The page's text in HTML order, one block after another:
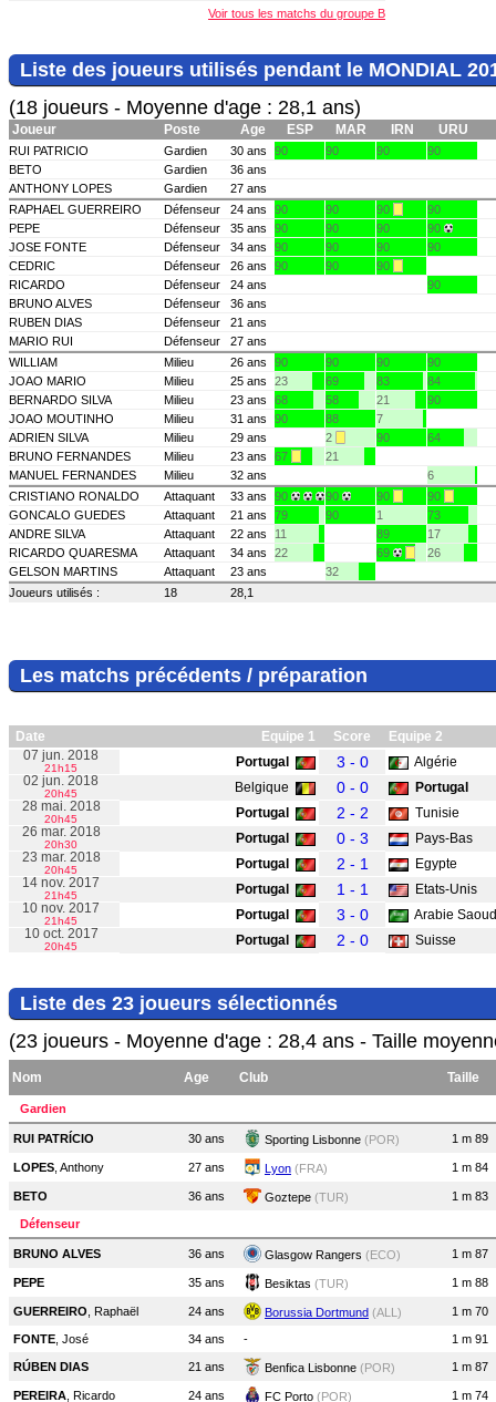
Voir tous les matchs du groupe B
Liste des joueurs utilisés pendant le MONDIAL
(18 joueurs - Moyenne d'age : 28,1 ans)
Joueur Poste Age ESP MAR IRN URU
RUI PATRICIO Gardien 30 ans 90 90 90
90
BETO
Gardien
36 ans
ANTHONY LOPES
Gardien
27 ans
RAPHAEL GUERREIRO
Défenseur 24 ans 90 90 90
90
PEPE
Défenseur 35 ans 90 90 90
90
JOSE FONTE
Défenseur 34 ans 90 90 90
90
CEDRIC
Défenseur 26 ans 90 90
90
RICARDO
Défenseur 24 ans
90
BRUNO ALVES
Défenseur
36 ans
RUBEN DIAS
Défenseur
21 ans
MARIO RUI
Défenseur
27 ans
WILLIAM
Milieu 26 ans 90 90 90
90
JOAO MARIO
Milieu 25 ans 23 69 83
84
BERNARDO SILVA
Milieu 23 ans 68 58 21
90
JOAO MOUTINHO
Milieu 31 ans 90 88
7
ADRIEN SILVA
Milieu 29 ans 2 90
64
BRUNO FERNANDES
Milieu 23 ans 67
21
MANUEL FERNANDES
Milieu 32 ans
6
CRISTIANO RONALDO
Attaquant 33 ans 90 90 90
90
GONCALO GUEDES
Attaquant 21 ans 79 90 1
73
ANDRE SILVA
Attaquant 22 ans 11 89
17
RICARDO QUARESMA
Attaquant 34 ans 22 69
26
GELSON MARTINS
Attaquant 23 ans
32
Joueurs utilisés :
18 28,1
Les matchs précédents / préparation
Date Equipe 1 Score
Equipe 2
07 jun. 2018
21h15 Portugal 3 - 0
Algérie
02 jun. 2018
20h45 Belgique 0 - 0
Portugal
28 mai. 2018
20h45 Portugal 2 - 2
Tunisie
26 mar. 2018
20h30 Portugal 0 - 3
Pays-Bas
23 mar. 2018
20h45 Portugal 2 - 1
Egypte
14 nov. 2017
21h45 Portugal 1 - 1
Etats-Unis
10 nov. 2017
21h45 Portugal 3 - 0
Arabie
10 oct. 2017
20h45 Portugal 2 - 0 Suisse
Liste des 23 joueurs sélectionnés
(23 joueurs - Moyenne d'age : 28,4 ans - Taille
Nom Age Club Taille
Gardien
RUI PATRÍCIO 30 ans Sporting Lisbonne (POR) 1 m 89
LOPES , Anthony 27 ans Lyon (FRA) 1 m 84
BETO 36 ans Goztepe (TUR) 1 m 83
Défenseur
BRUNO ALVES 36 ans Glasgow Rangers (ECO) 1 m 87
PEPE 35 ans Besiktas (TUR) 1 m 88
GUERREIRO , Raphaël 24 ans Borussia Dortmund (ALL) 1 m 70
FONTE , José 34 ans - 1 m 91
RÚBEN DIAS 21 ans Benfica Lisbonne (POR) 1 m 87
PEREIRA , Ricardo 24 ans FC Porto (POR) 1 m 74